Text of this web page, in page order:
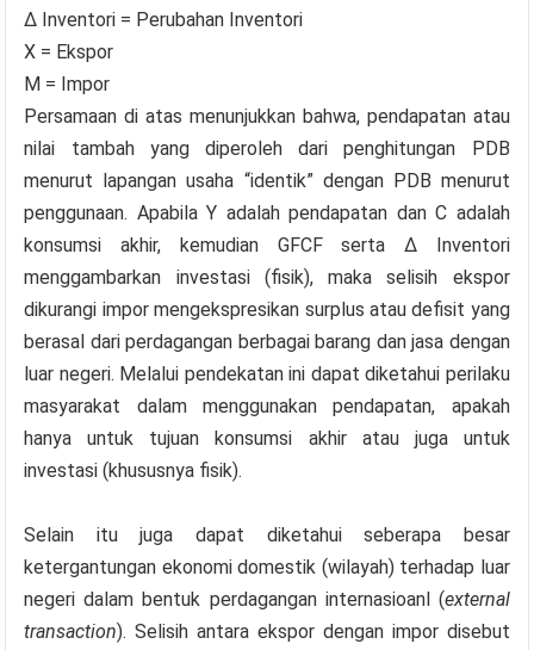
Δ Inventori = Perubahan Inventori
X = Ekspor
M = Impor
Persamaan di atas menunjukkan bahwa, pendapatan atau
nilai tambah yang diperoleh dari penghitungan PDB
menurut lapangan usaha “identik” dengan PDB menurut
penggunaan. Apabila Y adalah pendapatan dan C adalah
konsumsi akhir, kemudian GFCF serta Δ Inventori
menggambarkan investasi (fisik), maka selisih ekspor
dikurangi impor mengekspresikan surplus atau defisit yang
berasal dari perdagangan berbagai barang dan jasa dengan
luar negeri. Melalui pendekatan ini dapat diketahui perilaku
masyarakat dalam menggunakan pendapatan, apakah
hanya untuk tujuan konsumsi akhir atau juga untuk
investasi (khususnya fisik).
Selain itu juga dapat diketahui seberapa besar
ketergantungan ekonomi domestik (wilayah) terhadap luar
negeri dalam bentuk perdagangan internasioanl (external
transaction). Selisih antara ekspor dengan impor disebut